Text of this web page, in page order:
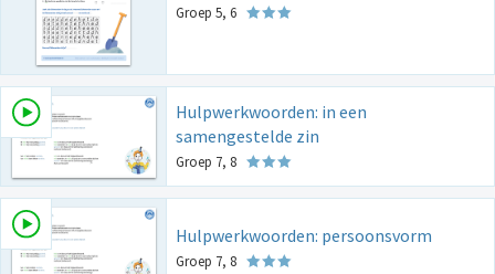
Groep 5, 6
Hulpwerkwoorden: in een
samengestelde zin
Groep 7, 8
Hulpwerkwoorden: persoonsvorm
Groep 7, 8